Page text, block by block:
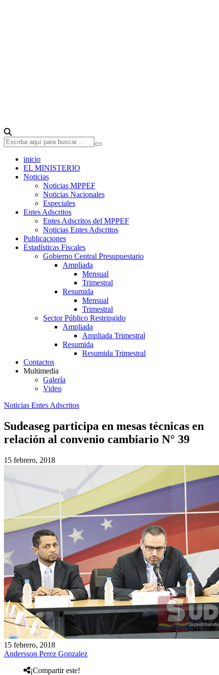
inicio
EL MINISTERIO
Noticias
Noticias MPPEF
Noticias Nacionales
Especiales
Entes Adscritos
Entes Adscritos del MPPEF
Noticias Entes Adscritos
Publicaciones
Estadísticas Fiscales
Gobierno Central Presupuestario
Ampliada
Mensual
Trimestral
Resumida
Mensual
Trimestral
Sector Público Restringido
Ampliada
Ampliada Trimestral
Resumida
Resumida Trimestral
Contactos
Multimedia
Galería
Video
Noticias Entes Adscritos
Sudeaseg participa en mesas técnicas en
relación al convenio cambiario N° 39
15 febrero, 2018
15 febrero, 2018
Andersson Perez Gonzalez
¡Compartir este!